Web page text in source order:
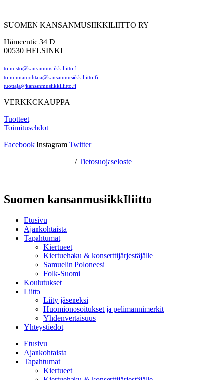
SUOMEN KANSANMUSIIKKILIITTO RY
Hämeentie 34 D
00530 HELSINKI
toimisto@kansanmusiikkiliitto.fi
toiminnanjohtaja@kansanmusiikkiliitto.fi
tuottaja@kansanmusiikkiliitto.fi
VERKKOKAUPPA
Tuotteet
Toimitusehdot
Facebook Instagram Twitter
/Tietosuojaseloste
Suomen kansanmusiikkIliitto
Etusivu
Ajankohtaista
Tapahtumat
Kiertueet
Kiertuehaku & konserttijärjestäjälle
Samuelin Poloneesi
Folk-Suomi
Koulutukset
Liitto
Liity jäseneksi
Huomionosoitukset ja pelimannimerkit
Yhdenvertaisuus
Yhteystiedot
Etusivu
Ajankohtaista
Tapahtumat
Kiertueet